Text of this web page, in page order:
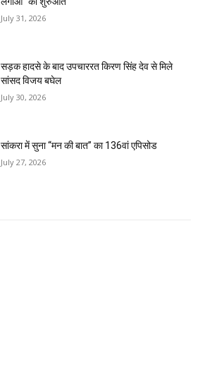
July 31, 2026
सड़क हादसे के बाद उपचाररत किरण सिंह देव से मिले
सांसद विजय बघेल
July 30, 2026
सांकरा में सुना “मन की बात” का 136वां एपिसोड
July 27, 2026